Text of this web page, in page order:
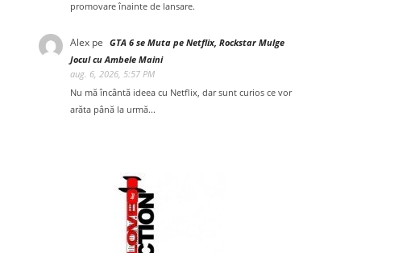
promovare înainte de lansare.
Alex pe GTA 6 se Muta pe Netflix, Rockstar Mulge
Jocul cu Ambele Maini
aug. 6, 2026, 5:57 PM
Nu mă încântă ideea cu Netflix, dar sunt curios ce vor
arăta până la urmă...